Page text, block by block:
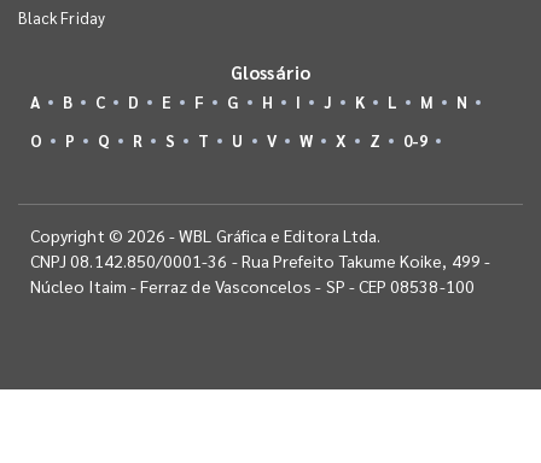
Black Friday
Glossário
A B C D E F G H I J K L M
N
O
P Q R S T U V W X Z 0-9
Copyright © 2026 - WBL Gráfica e Editora Ltda.
CNPJ 08.142.850/0001-36 - Rua Prefeito Takume Koike, 499 -
Núcleo Itaim - Ferraz de Vasconcelos - SP - CEP 08538-100